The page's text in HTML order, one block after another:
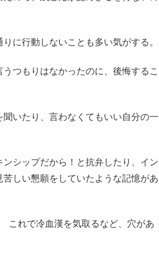
に行動しないことも多い気がする。
つもりはなかったのに、後悔するこ
いたり、言わなくてもいい自分の一
シップだから！と抗弁したり、イン
しい懇願をしていたような記憶があ
これで冷血漢を気取るなど、穴があ